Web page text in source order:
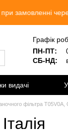
через
Графік
ПН-ПТ:
СБ-НД:
видачі
фільтра Т05V0A,